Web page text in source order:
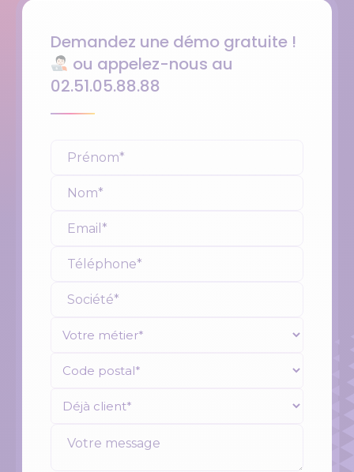
Demandez une démo gratuite !
ou appelez-nous au
02.51.05.88.88